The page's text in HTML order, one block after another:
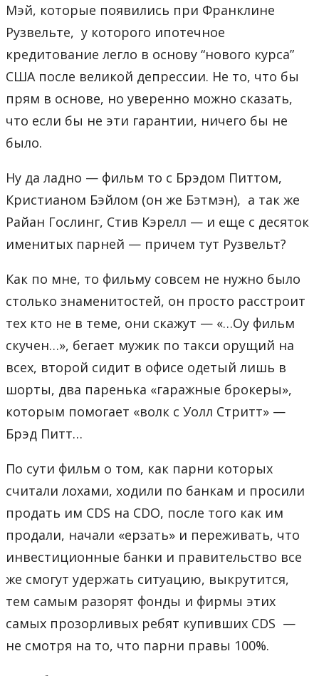
Мэй, которые появились при Франклине
Рузвельте, у которого ипотечное
кредитование легло в основу “нового курса”
США после великой депрессии. Не то, что бы
прям в основе, но уверенно можно сказать,
что если бы не эти гарантии, ничего бы не
было.
Ну да ладно — фильм то с Брэдом Питтом,
Кристианом Бэйлом (он же Бэтмэн), а так же
Райан Гослинг, Стив Кэрелл — и еще с десяток
именитых парней — причем тут Рузвельт?
Как по мне, то фильму совсем не нужно было
столько знаменитостей, он просто расстроит
тех кто не в теме, они скажут — «…Оу фильм
скучен…», бегает мужик по такси орущий на
всех, второй сидит в офисе одетый лишь в
шорты, два паренька «гаражные брокеры»,
которым помогает «волк с Уолл Стритт» —
Брэд Питт…
По сути фильм о том, как парни которых
считали лохами, ходили по банкам и просили
продать им CDS на CDO, после того как им
продали, начали «ерзать» и переживать, что
инвестиционные банки и правительство все
же смогут удержать ситуацию, выкрутится,
тем самым разорят фонды и фирмы этих
самых прозорливых ребят купивших CDS —
не смотря на то, что парни правы 100%.